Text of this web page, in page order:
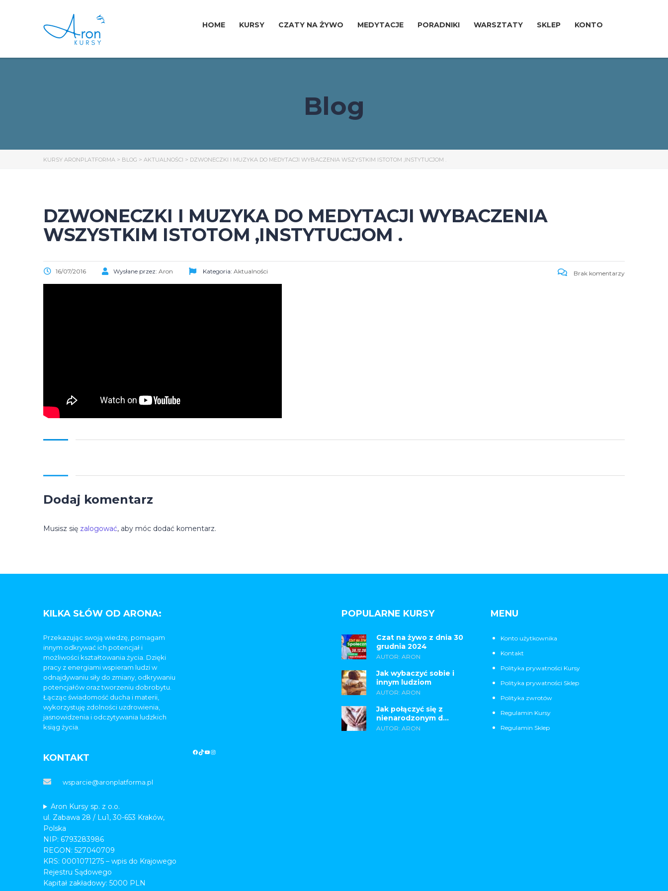
HOME KURSY CZATY NA ŻYWO MEDYTACJE PORADNIKI WARSZTATY SKLEP KONTO
Blog
KURSY ARONPLATFORMA > BLOG > AKTUALNOŚCI > DZWONECZKI I MUZYKA DO MEDYTACJI WYBACZENIA WSZYSTKIM ISTOTOM ,INSTYTUCJOM .
DZWONECZKI I MUZYKA DO MEDYTACJI WYBACZENIA
WSZYSTKIM ISTOTOM ,INSTYTUCJOM .
16/07/2016 Wysłane przez: Aron Kategoria: Aktualności Brak komentarzy
Dodaj komentarz
Musisz się zalogować, aby móc dodać komentarz.
KILKA SŁÓW OD ARONA:
Przekazując swoją wiedzę, pomagam
innym odkrywać ich potencjał i
możliwości kształtowania życia. Dzięki
pracy z energiami wspieram ludzi w
odnajdywaniu siły do zmiany, odkrywaniu
potencjałów oraz tworzeniu dobrobytu.
Łącząc świadomość ducha i materii,
wykorzystuję zdolności uzdrowienia,
jasnowidzenia i odczytywania ludzkich
ksiąg życia.
POPULARNE KURSY
Czat na żywo z dnia 30
grudnia 2024
AUTOR: ARON
Jak wybaczyć sobie i
innym ludziom
AUTOR: ARON
Jak połączyć się z
nienarodzonym d...
AUTOR: ARON
MENU
Konto użytkownika
Kontakt
Polityka prywatności Kursy
Polityka prywatności Sklep
Polityka zwrotów
Regulamin Kursy
Regulamin Sklep
KONTAKT
wsparcie@aronplatforma.pl
Aron Kursy sp. z o.o.
ul. Zabawa 28 / Lu1, 30-653 Kraków,
Polska
NIP: 6793283986
REGON: 527040709
KRS: 0001071275 – wpis do Krajowego
Rejestru Sądowego
Kapitał zakładowy: 5000 PLN